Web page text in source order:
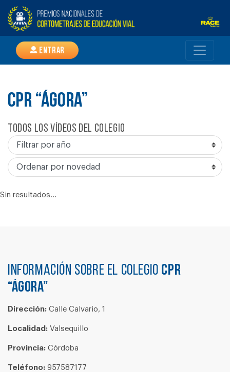
Entrar
CPR “ÁGORA”
Todos los vídeos del colegio
Sin resultados...
Información sobre el colegio CPR
“ÁGORA”
Dirección: Calle Calvario, 1
Localidad: Valsequillo
Provincia: Córdoba
Teléfono: 957587177